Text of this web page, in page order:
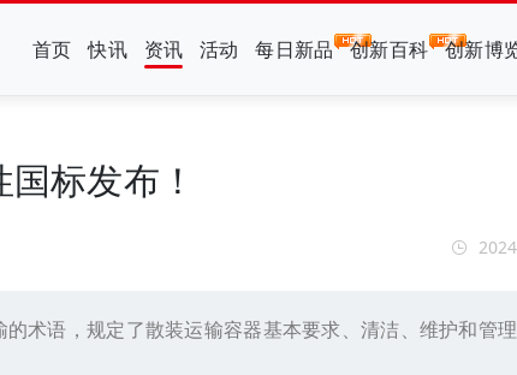
首页 快讯 资讯 活动 每日新品 创新百科 创新博
标发布！
术语，规定了散装运输容器基本要求、清洁、维护和管理